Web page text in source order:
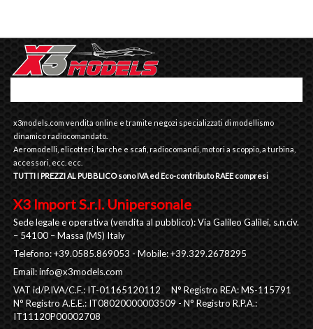
x3models.com vendita online e tramite negozi specializzati di modellismo
dinamico radiocomandato.
Aeromodelli, elicotteri, barche e scafi, radiocomandi, motori a scoppio, a turbina,
accessori, ecc. ecc.
TUTTI I PREZZI AL PUBBLICO sono IVA ed Eco-contributo RAEE compresi
X3 Import S.r.l. Unipersonale
Sede legale e operativa (vendita al pubblico): Via Galileo Galilei, s.n.civ.
– 54100 – Massa (MS) Italy
Telefono: +39.0585.869053 - Mobile: +39.329.2678295
Email:info@x3models.com
VAT id/P.IVA/C.F.: IT-01165120112 N° Registro REA: MS-115791
N° Registro A.E.E.: IT08020000003509 - N° Registro R.P.A.:
IT11120P00002708